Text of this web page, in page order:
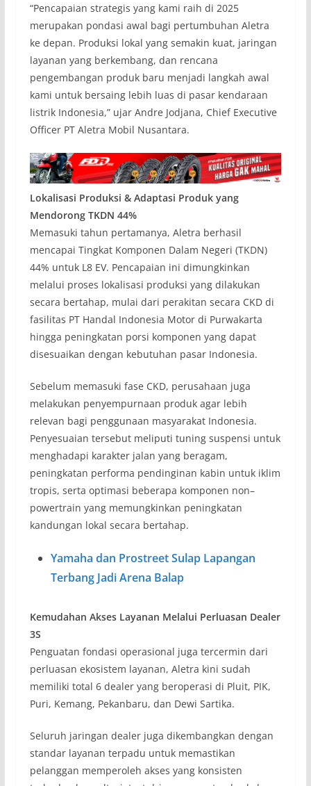
“Pencapaian strategis yang kami raih di 2025
merupakan pondasi awal bagi pertumbuhan Aletra
ke depan. Produksi lokal yang semakin kuat, jaringan
layanan yang berkembang, dan rencana
pengembangan produk baru menjadi langkah awal
kami untuk bersaing lebih luas di pasar kendaraan
listrik Indonesia,” ujar Andre Jodjana, Chief Executive
Officer PT Aletra Mobil Nusantara.
Lokalisasi Produksi & Adaptasi Produk yang
Mendorong TKDN 44%
Memasuki tahun pertamanya, Aletra berhasil
mencapai Tingkat Komponen Dalam Negeri (TKDN)
44% untuk L8 EV. Pencapaian ini dimungkinkan
melalui proses lokalisasi produksi yang dilakukan
secara bertahap, mulai dari perakitan secara CKD di
fasilitas PT Handal Indonesia Motor di Purwakarta
hingga peningkatan porsi komponen yang dapat
disesuaikan dengan kebutuhan pasar Indonesia.
Sebelum memasuki fase CKD, perusahaan juga
melakukan penyempurnaan produk agar lebih
relevan bagi penggunaan masyarakat Indonesia.
Penyesuaian tersebut meliputi tuning suspensi untuk
menghadapi karakter jalan yang beragam,
peningkatan performa pendinginan kabin untuk iklim
tropis, serta optimasi beberapa komponen non–
powertrain yang memungkinkan peningkatan
kandungan lokal secara bertahap.
Yamaha dan Prostreet Sulap Lapangan
Terbang Jadi Arena Balap
Kemudahan Akses Layanan Melalui Perluasan Dealer
3S
Penguatan fondasi operasional juga tercermin dari
perluasan ekosistem layanan, Aletra kini sudah
memiliki total 6 dealer yang beroperasi di Pluit, PIK,
Puri, Kemang, Pekanbaru, dan Dewi Sartika.
Seluruh jaringan dealer juga dikembangkan dengan
standar layanan terpadu untuk memastikan
pelanggan memperoleh akses yang konsisten